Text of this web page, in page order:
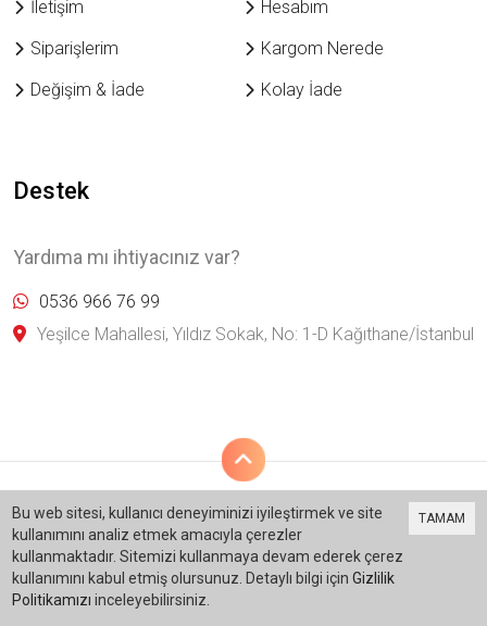
İletişim
Hesabım
Siparişlerim
Kargom Nerede
Değişim & İade
Kolay İade
Destek
Yardıma mı ihtiyacınız var?
0536 966 76 99
Yeşilce Mahallesi, Yıldız Sokak, No: 1-D Kağıthane/İstanbul
Bu siteVikaon E-Ticaret sistemleriile hazırlanmıştır.
TAMAM
Bu web sitesi, kullanıcı deneyiminizi iyileştirmek ve site
kullanımını analiz etmek amacıyla çerezler
kullanmaktadır. Sitemizi kullanmaya devam ederek çerez
kullanımını kabul etmiş olursunuz. Detaylı bilgi için Gizlilik
Politikamızı inceleyebilirsiniz.